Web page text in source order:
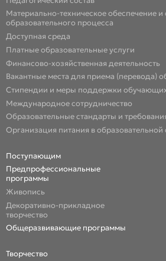
Материально-техническое обеспечение
образовательного процесса
Доступная среда
Платные образовательные услуги
Финансово-хозяйственная деятельность
Вакантные места для приема (перевода)
Стипендии и меры поддержки
Международное сотрудничество
Образовательные стандарты и
Организация питания в образовательной
Поступающим
Предпрофессиональные
программы
Живопись
Декоративно-прикладное
творчество
Общеразвивающие программы
Творчество